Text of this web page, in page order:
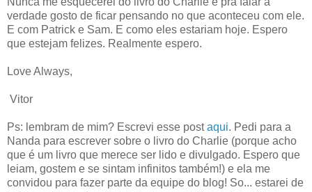
verdade gosto de ficar pensando no que aconteceu com ele.
E com Patrick e Sam. E como eles estariam hoje. Espero
que estejam felizes. Realmente espero.
Love Always,
Vitor
Ps: lembram de mim? Escrevi esse postaqui. Pedi para a
Nanda para escrever sobre o livro do Charlie (porque acho
que é um livro que merece ser lido e divulgado. Espero que
leiam, gostem e se sintam infinitos também!) e ela me
convidou para fazer parte da equipe do blog! So... estarei de